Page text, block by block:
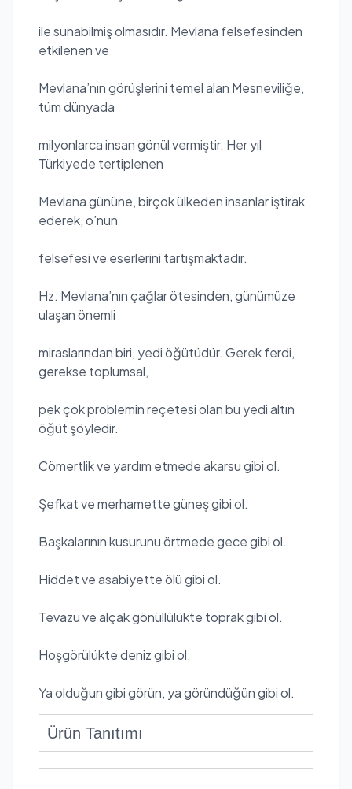
ile sunabilmiş olmasıdır. Mevlana felsefesinden
etkilenen ve
Mevlana’nın görüşlerini temel alan Mesneviliğe,
tüm dünyada
milyonlarca insan gönül vermiştir. Her yıl
Türkiyede tertiplenen
Mevlana gününe, birçok ülkeden insanlar iştirak
ederek, o’nun
felsefesi ve eserlerini tartışmaktadır.
Hz. Mevlana’nın çağlar ötesinden, günümüze
ulaşan önemli
miraslarından biri, yedi öğütüdür. Gerek ferdi,
gerekse toplumsal,
pek çok problemin reçetesi olan bu yedi altın
öğüt şöyledir.
Cömertlik ve yardım etmede akarsu gibi ol.
Şefkat ve merhamette güneş gibi ol.
Başkalarının kusurunu örtmede gece gibi ol.
Hiddet ve asabiyette ölü gibi ol.
Tevazu ve alçak gönüllülükte toprak gibi ol.
Hoşgörülükte deniz gibi ol.
Ya olduğun gibi görün, ya göründüğün gibi ol.
Ürün Tanıtımı